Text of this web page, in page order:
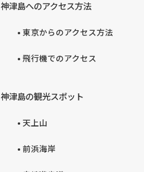
神津島へのアクセス方法
東京からのアクセス方法
飛行機でのアクセス
神津島の観光スポット
天上山
前浜海岸